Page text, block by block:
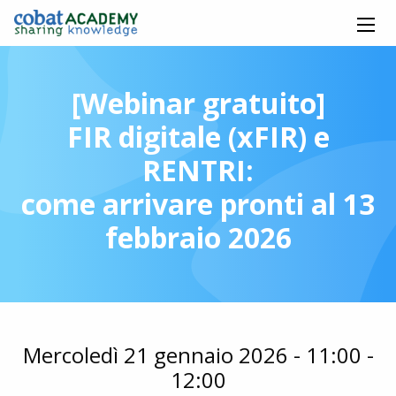
[Webinar gratuito]
FIR digitale (xFIR) e
RENTRI:
come arrivare pronti al 13
febbraio 2026
Mercoledì 21 gennaio 2026 - 11:00 -
12:00